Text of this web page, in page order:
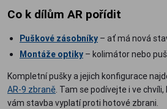
Co k dílům AR pořídit
Puškové zásobníky – ať má nová
Montáže optiky – kolimátor nebo
Kompletní pušky a jejich konfigurace
AR-9 zbraně. Tam se podívejte i ve
vám stavba vyplatí proti hotové zbrani.